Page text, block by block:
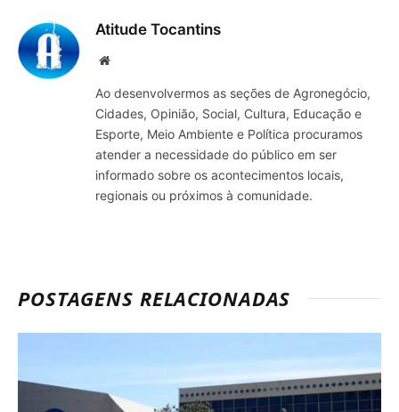
Atitude Tocantins
Site
Ao desenvolvermos as seções de Agronegócio,
Cidades, Opinião, Social, Cultura, Educação e
Esporte, Meio Ambiente e Política procuramos
atender a necessidade do público em ser
informado sobre os acontecimentos locais,
regionais ou próximos à comunidade.
POSTAGENS RELACIONADAS